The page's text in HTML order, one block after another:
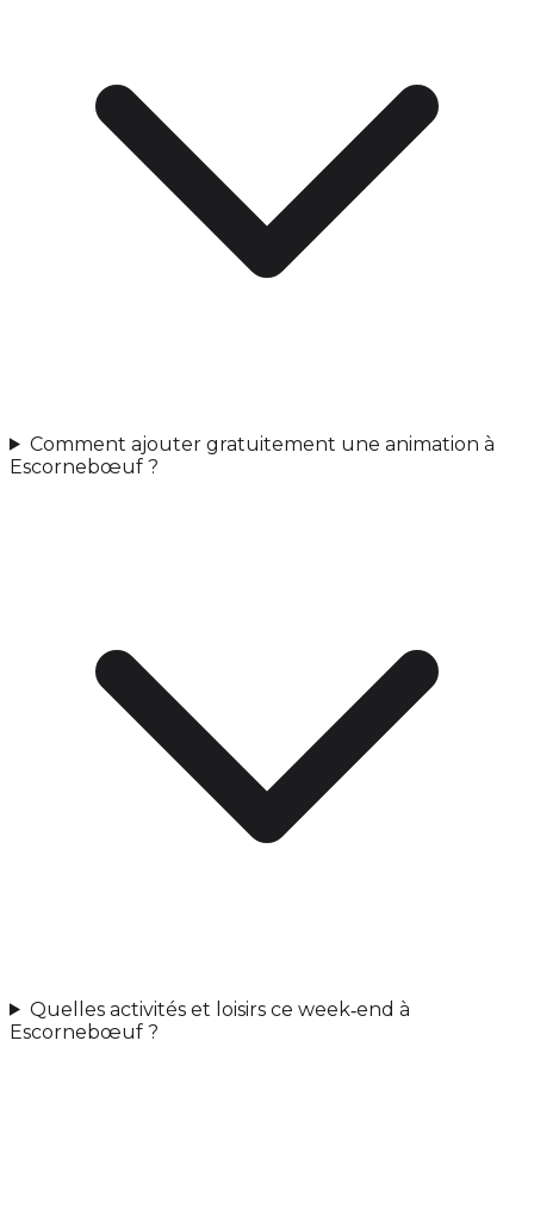
Comment ajouter gratuitement une animation à
Escornebœuf ?
Quelles activités et loisirs ce week‑end à
Escornebœuf ?